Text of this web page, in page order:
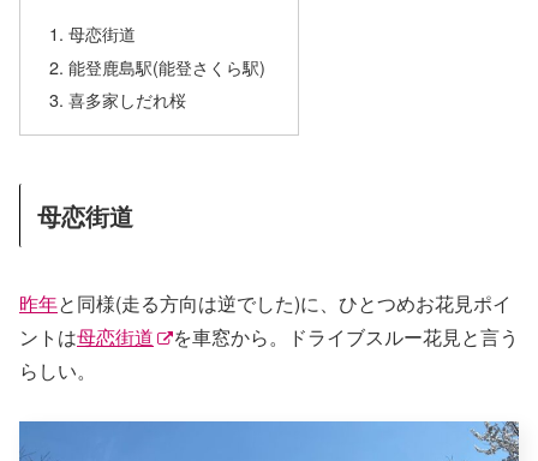
母恋街道
能登鹿島駅(能登さくら駅)
喜多家しだれ桜
母恋街道
昨年と同様(走る方向は逆でした)に、ひとつめお花見ポイ
ントは母恋街道
を車窓から。ドライブスルー花見と言う
らしい。